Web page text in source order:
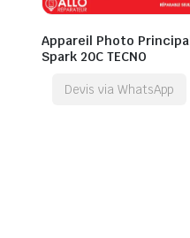
Appareil Photo
Spark 20C TECNO
Devis via WhatsApp